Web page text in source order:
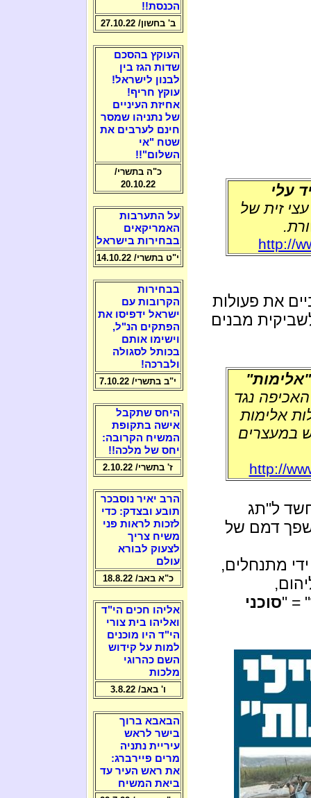
עלי
זית של
http://
את פעולות
מבנים
"אלימות"
נגד
אלימות
במעצרים
http://
ל"תג
דמם של
מתנחלים,
" = "סוכני
הכנסת!!
ב' בחשון/ 27.10.22
העוקץ בהסכם
שדות הגז בין
לבנון לישראל!
עוקץ חריף!
אחיזת העיניים
של נתניהו שמסר
חינם לערבים את
שטח "אי
השלום"!!
כ"ה בתשרי/
20.10.22
על התערבות
האמריקאים
בבחירות בישראל
י"ט בתשרי/ 14.10.22
בבחירות
הקרובות עם
ישראל ידפיסו את
הפתקים הנ"ל,
וישימו אותם
בכותל לסגולה
ולברכה!
י"ב בתשרי/ 7.10.22
היחס שתקבל
אישה בתקופת
המשיח הקרובה:
יחס של מלכה!!
ז' בתשרי/ 2.10.22
הרב יאיר נוסבכר
תובע ובצדק: כדי
לזכות לראות פני
משיח צריך
לצעוק לבורא
עולם
כ"א באב/ 18.8.22
אליהו חכים הי"ד
ואליהו בית צורי
הי"ד היו מוכנים
למות על קידוש
השם כהרוגי
מלכות
ו' באב/ 3.8.22
הבאבא ברוך
בישר לראש
עיריית נתניה
מרים פיירברג:
את ראש העיר עד
ביאת המשיח